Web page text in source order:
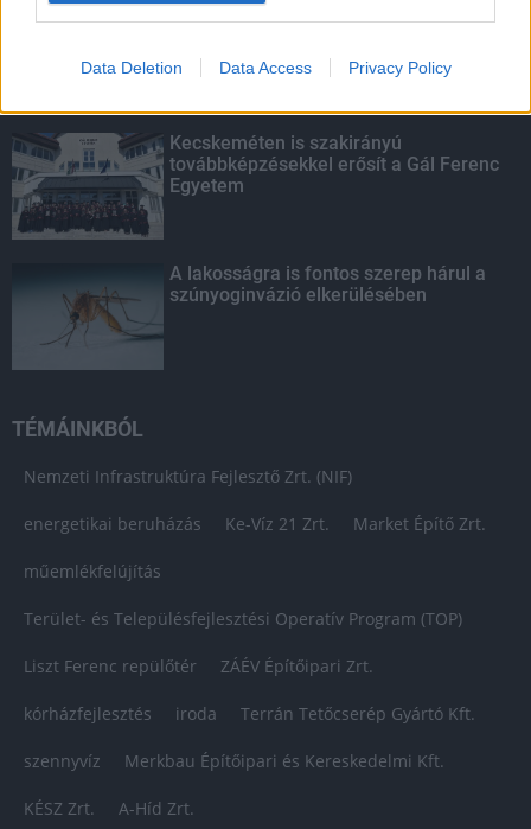
Data Deletion Data Access Privacy Policy
Megérkezett az eső a Duna
Kecskeméten is szakirányú
továbbképzésekkel erősít a Gál Ferenc
Egyetem
A lakosságra is fontos szerep hárul a
szúnyoginvázió elkerülésében
TÉMÁINKBÓL
Nemzeti Infrastruktúra Fejlesztő Zrt. (NIF)
energetikai beruházás Ke-Víz 21 Zrt. Market Építő Zrt.
műemlékfelújítás
Terület- és Településfejlesztési Operatív Program (TOP)
Liszt Ferenc repülőtér ZÁÉV Építőipari Zrt.
kórházfejlesztés iroda Terrán Tetőcserép Gyártó Kft.
szennyvíz Merkbau Építőipari és Kereskedelmi Kft.
KÉSZ Zrt. A-Híd Zrt.